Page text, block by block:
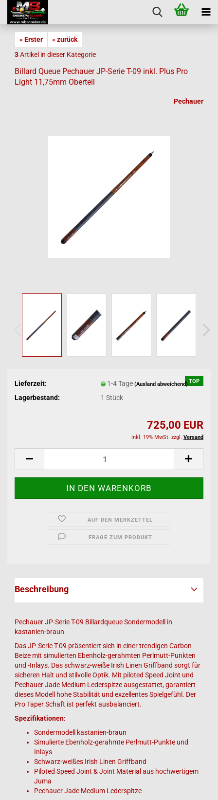
« Erster
« zurück
3Artikel in dieser Kategorie
Billard Queue Pechauer JP-Serie T-09 inkl. Plus Pro
Light 11,75mm Oberteil
Pechauer
TOP
Lieferzeit: 1-4 Tage (Ausland abweichend)
Lagerbestand: 1 Stück
725,00 EUR
inkl. 19% MwSt. zzgl. Versand
AUF DEN MERKZETTEL
FRAGE ZUM PRODUKT
Beschreibung
Pechauer JP-Serie T-09 Billardqueue Sondermodell in
kastanien-braun
Das JP-Serie T-09 präsentiert sich in einer trendigen Carbon-
Beize mit simulierten Ebenholz-gerahmten Perlmutt-Punkten
und -Inlays. Das schwarz-weiße Irish Linen Griffband sorgt für
sicheren Halt und stilvolle Optik. Mit piloted Speed Joint und
Pechauer Jade Medium Lederspitze ausgestattet, garantiert
dieses Modell hohe Stabilität und exzellentes Spielgefühl. Der
Pro Taper Schaft ist perfekt ausbalanciert.
Spezifikationen:
Sondermodell kastanien-braun
Simulierte Ebenholz-gerahmte Perlmutt-Punkte und
Inlays
Schwarz-weißes Irish Linen Griffband
Piloted Speed Joint & Joint Material aus hochwertigem
Juma
Pechauer Jade Medium Lederspitze